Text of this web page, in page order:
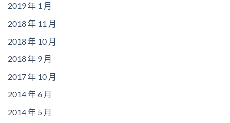
2019 年 1 月
2018 年 11 月
2018 年 10 月
2018 年 9 月
2017 年 10 月
2014 年 6 月
2014 年 5 月